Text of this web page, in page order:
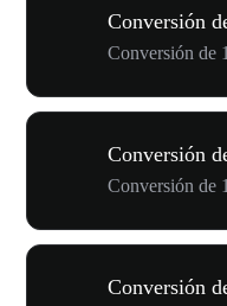
Conversión
Conversión de
Conversión
Conversión de
Conversión